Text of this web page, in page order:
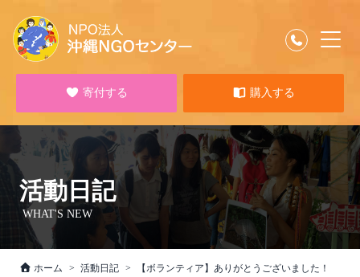
寄付する 購入する
活動日記
WHAT'S NEW
ホーム 活動日記 【ボランティア】ありがとうございました！